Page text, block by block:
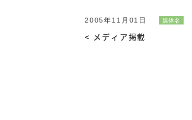
2005年11月01日 媒体名
< メディア掲載